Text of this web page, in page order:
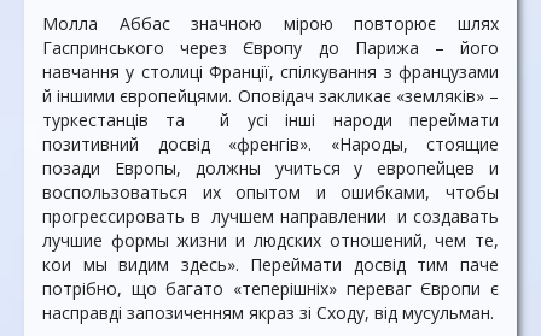
Молла Аббас значною мірою повторює шлях
Гаспринського через Європу до Парижа – його
навчання у столиці Франції, спілкування з французами
й іншими європейцями. Оповідач закликає «земляків» –
туркестанців та й усі інші народи переймати
позитивний досвід «френгів». «Народы, стоящие
позади Европы, должны учиться у европейцев и
воспользоваться их опытом и ошибками, чтобы
прогрессировать в лучшем направлении и создавать
лучшие формы жизни и людских отношений, чем те,
кои мы видим здесь». Переймати досвід тим паче
потрібно, що багато «теперішніх» переваг Європи є
насправді запозиченням якраз зі Сходу, від мусульман.